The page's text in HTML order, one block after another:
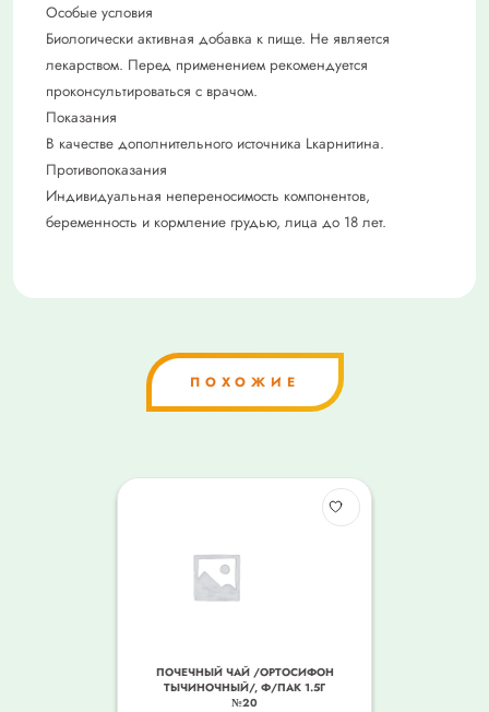
Особые условия
Биологически активная добавка к пище. Не является
лекарством. Перед применением рекомендуется
проконсультироваться с врачом.
Показания
В качестве дополнительного источника Lкарнитина.
Противопоказания
Индивидуальная непереносимость компонентов,
беременность и кормление грудью, лица до 18 лет.
ПОХОЖИЕ
ПОЧЕЧНЫЙ ЧАЙ /ОРТОСИФОН
ТЫЧИНОЧНЫЙ/, Ф/ПАК 1.5Г
№20